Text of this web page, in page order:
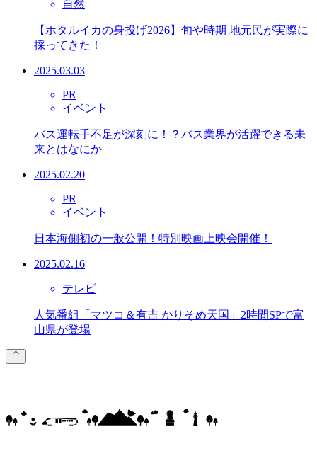
自然
【ホタルイカの身投げ2026】旬や時期 地元民が実際に
採ってきた！
2025.03.03
PR
イベント
バス運転手不足が深刻に！？バス業界が活躍できる未
来とはなにか
2025.02.20
PR
イベント
日本海側初の一般公開！特別映画上映会開催！
2025.02.16
テレビ
人気番組「マツコ＆有吉 かりそめ天国」2時間SPで富
山県が登場